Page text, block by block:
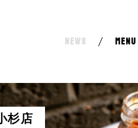
NEWS MENU
杉店